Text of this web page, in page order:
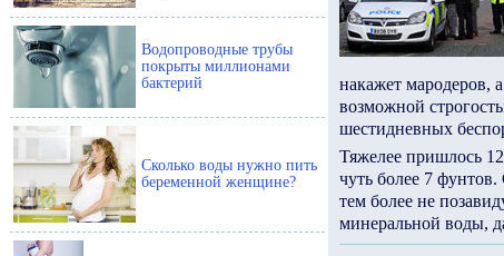
Водопроводные трубы
покрыты миллионами
бактерий
Сколько воды нужно пить
беременной женщине?
накажет мародеров,
возможной
шестидневных
Тяжелее пришлось
чуть более 7
тем более не
минеральной воды,